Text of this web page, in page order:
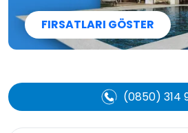
FIRSATLARI GÖSTER
(0850) 314